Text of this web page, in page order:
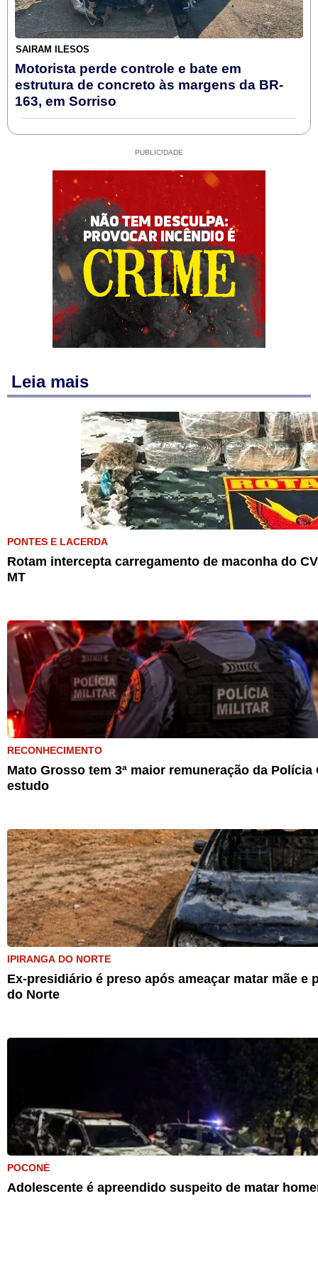
SAIRAM ILESOS
Motorista perde controle e bate em
estrutura de concreto às margens da BR-
163, em Sorriso
PUBLICIDADE
Leia mais
PONTES E LACERDA
Rotam intercepta carregamento de maconha do
MT
RECONHECIMENTO
Mato Grosso tem 3ª maior remuneração da Polícia
estudo
IPIRANGA DO NORTE
Ex-presidiário é preso após ameaçar matar mãe
do Norte
POCONÉ
Adolescente é apreendido suspeito de matar